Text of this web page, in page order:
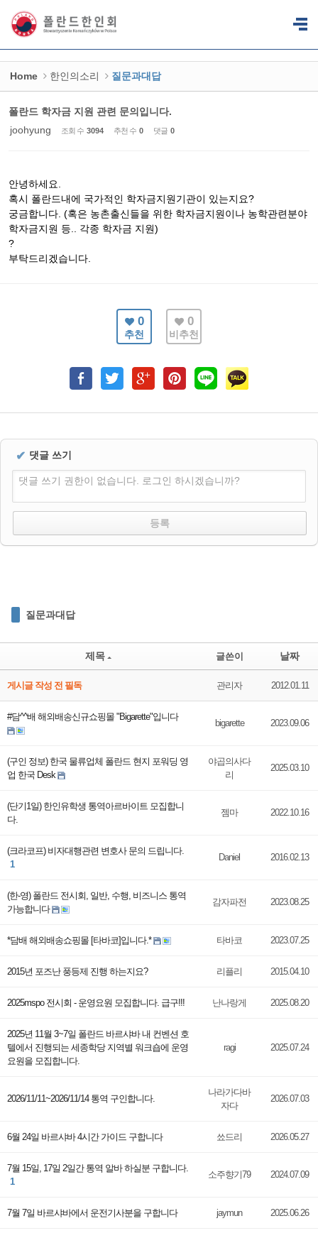
Home 한인의소리 질문과대답
폴란드 학자금 지원 관련 문의입니다.
joohyung
조회 수 3094 추천 수 0 댓글 0
안녕하세요.
혹시 폴란드내에 국가적인 학자금지원기관이 있는지요?
궁금합니다. (혹은 농촌출신들을 위한 학자금지원이나 농학관련분야
학자금지원 등.. 각종 학자금 지원)
?
부탁드리겠습니다.
0
추천
0
비추천
✔ 댓글 쓰기
댓글 쓰기 권한이 없습니다. 로그인 하시겠습니까?
질문과대답
제목 글쓴이 날짜
게시글 작성 전 필독 관리자 2012.01.11
#담^^배 해외배송신규쇼핑몰 "Bigarette"입니다
bigarette 2023.09.06
(구인 정보) 한국 물류업체 폴란드 현지 포워딩 영
업 한국 Desk
야곱의사다
리
2025.03.10
(단기1일) 한인유학생 통역아르바이트 모집합니
다.
젬마 2022.10.16
(크라코프) 비자대행관련 변호사 문의 드립니다.
1
Daniel 2016.02.13
(한-영) 폴란드 전시회, 일반, 수행, 비즈니스 통역
가능합니다
감자파전 2023.08.25
*담배 해외배송쇼핑몰 [타바코]입니다.* 타바코 2023.07.25
2015년 포즈난 풍등제 진행 하는지요? 리플리 2015.04.10
2025mspo 전시회 - 운영요원 모집합니다. 급구!!! 난나랑게 2025.08.20
2025년 11월 3~7일 폴란드 바르샤바 내 컨벤션 호
텔에서 진행되는 세종학당 지역별 워크숍에 운영
요원을 모집합니다.
ragi 2025.07.24
2026/11/11~2026/11/14 통역 구인합니다.
나라가다바
자다
2026.07.03
6월 24일 바르샤바 4시간 가이드 구합니다 쑈드리 2026.05.27
7월 15일, 17일 2일간 통역 알바 하실분 구합니다.
1
소주향기79 2024.07.09
7월 7일 바르샤바에서 운전기사분을 구합니다 jaymun 2025.06.26